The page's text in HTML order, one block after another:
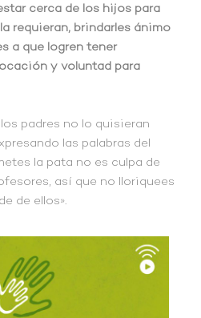
cerca de los hijos para
requieran, brindarles ánimo
a que logren tener
y voluntad para
padres no lo quisieran
las palabras del
la pata no es culpa de
así que no lloriquees
de ellos».